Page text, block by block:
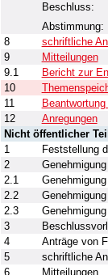
Beschluss:
Abstimmung:
8
schriftliche
9
Mitteilungen
9.1
Bericht zur
10
11
12
Anregungen
Nicht öffentlicher
1
Feststellung
2
2.1
2.2
2.3
3
4
Anträge von
5
schriftliche
6
Mitteilungen